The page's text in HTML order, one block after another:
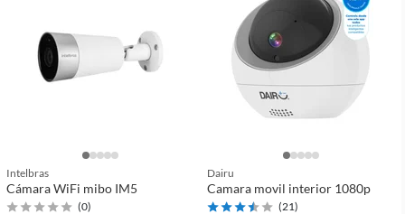
Intelbras
Cámara WiFi mibo IM5
(0)
Dairu
Camara movil interior 1080p
(21)